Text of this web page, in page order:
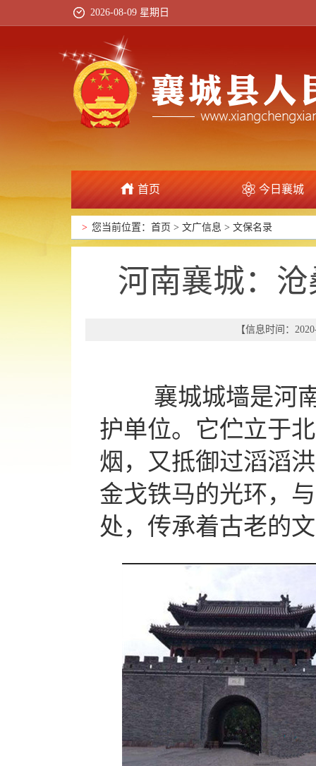
2026-08-09 星期日
首页 今日襄城
政府信息公开
> 您当前位置： 首页 > 文广信息 > 文保名录
河南襄城：
【信息时间：
襄城城墙是河
护单位。它伫立于
烟，又抵御过滔滔
金戈铁马的光环，
处，传承着古老的